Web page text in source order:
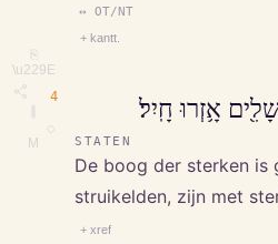
⎘
\u229E
M
↔ OT/NT
+ kantt.
4 אָ֥זְרוּ חָֽיִל׃
STATEN
De boog der sterken is
struikelden, zijn met
+ xref